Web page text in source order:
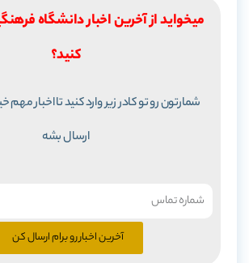
میخواید از آخرین اخبار دانشگاه
کنید؟
شمارتون رو تو کادر زیر وارد کنید تا اخبار مهم
ارسال بشه
آخرین اخبار رو برام ارسال کن